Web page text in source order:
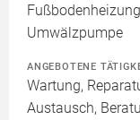
Umwälzpumpe
ANGEBOTENE
Wartung,
Austausch,